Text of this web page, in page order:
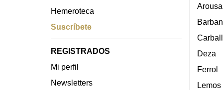
Hemeroteca
Suscríbete
REGISTRADOS
Mi perfil
Newsletters
Arousa
Deza
Ferrol
Lemos